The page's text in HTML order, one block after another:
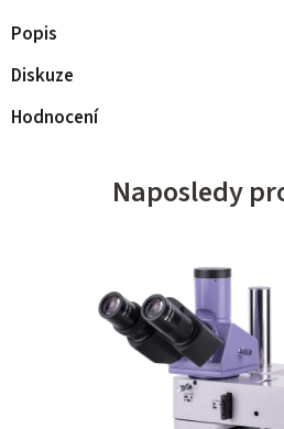
Popis
Diskuze
Hodnocení
Naposledy